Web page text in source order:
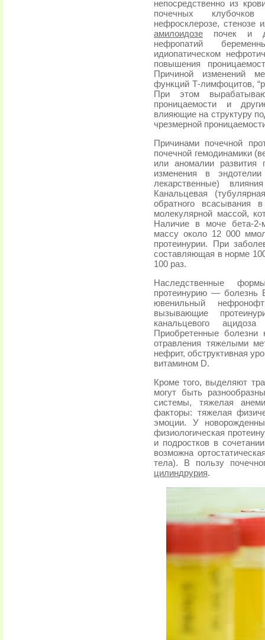
непосредственно из
почечных
нефросклерозе, стенозе
амилоидозе почек и
нефропатий
идиопатическом
повышения
Причиной изменений
функций Т-лимфоцитов,
При этом
проницаемости и
влияющие на структуру
чрезмерной
Причинами почечной
почечной гемодинамики
или аномалии развития
изменения в
лекарственные)
Канальцевая
обратного всасывания
молекулярной массой,
Наличие в моче бета-2-
массу около 12 000
протеинурии. При
составляющая в норме
100 раз.
Наследственные
протеинурию — болезнь
ювенильный
вызывающие
канальцевого
Приобретенные
отравления тяжелыми
нефрит, обструктивная
витамином D.
Кроме того, выделяют
могут быть
системы, тяжелая
факторы: тяжелая
эмоции. У
физиологическая
и подростков в
возможна
тела). В пользу
цилиндрурия.